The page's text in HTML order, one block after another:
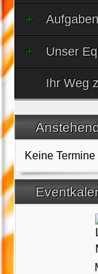
Unser
Ihr Weg
Keine Termine